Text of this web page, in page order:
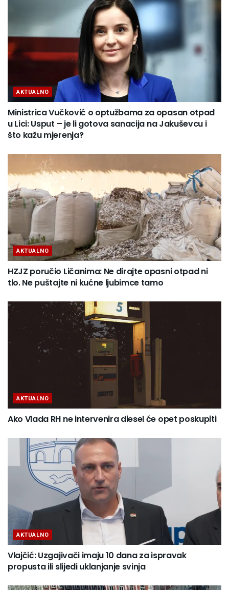
AKTUALNO
Ministrica Vučković o optužbama za opasan otpad
u Lici: Usput – je li gotova sanacija na Jakuševcu i
što kažu mjerenja?
AKTUALNO
HZJZ poručio Ličanima: Ne dirajte opasni otpad ni
tlo. Ne puštajte ni kućne ljubimce tamo
AKTUALNO
Ako Vlada RH ne intervenira diesel će opet poskupiti
AKTUALNO
Vlajčić: Uzgajivači imaju 10 dana za ispravak
propusta ili slijedi uklanjanje svinja